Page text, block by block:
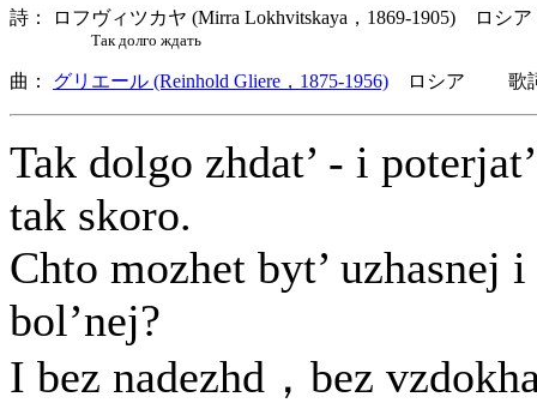
詩： ロフヴィツカヤ (Mirra Lokhvitskaya，1869-1905) ロシア
Так долго ждать
曲： グリエール (Reinhold Gliere，1875-1956) ロシア 歌詞
Tak dolgo zhdat’ - i poterjat’
tak skoro.
Chto mozhet byt’ uzhasnej i
bol’nej?
I bez nadezhd，bez